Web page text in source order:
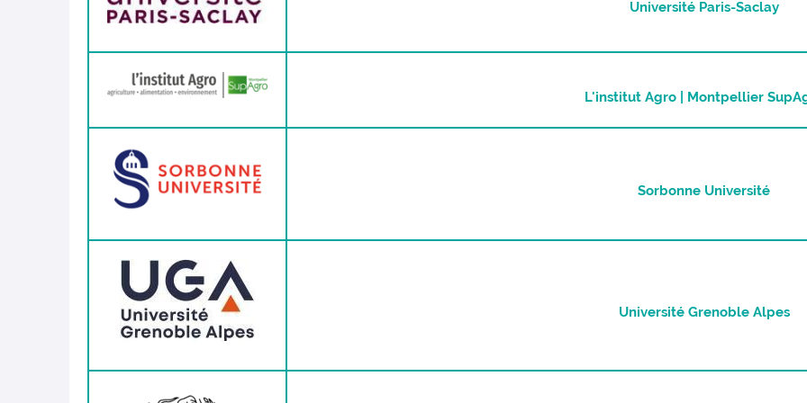
Université Paris-Saclay
L'institut Agro | Montpellier
Sorbonne Université
Université Grenoble Alpes